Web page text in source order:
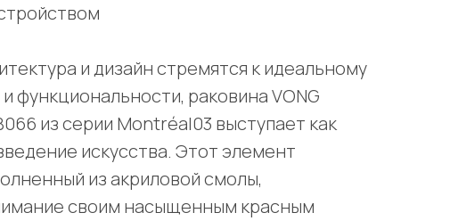
и дизайн стремятся к идеальному
функциональности, раковина VONG
из серии Montréal03 выступает как
искусства. Этот элемент
из акриловой смолы,
своим насыщенным красным